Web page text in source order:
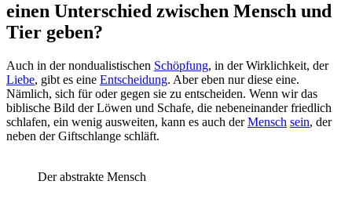
einen Unterschied zwischen Mensch und
Tier geben?
Auch in der nondualistischen Schöpfung, in der Wirklichkeit, der
Liebe, gibt es eine Entscheidung. Aber eben nur diese eine.
Nämlich, sich für oder gegen sie zu entscheiden. Wenn wir das
biblische Bild der Löwen und Schafe, die nebeneinander friedlich
schlafen, ein wenig ausweiten, kann es auch derMensch sein, der
neben der Giftschlange schläft.
Der abstrakte Mensch